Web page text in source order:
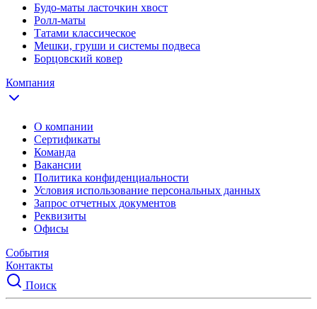
Будо-маты ласточкин хвост
Ролл-маты
Татами классическое
Мешки, груши и системы подвеса
Борцовский ковер
Компания
О компании
Сертификаты
Команда
Вакансии
Политика конфиденциальности
Условия использование персональных данных
Запрос отчетных документов
Реквизиты
Офисы
События
Контакты
Поиск